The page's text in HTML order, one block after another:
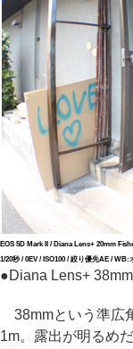
EOS 5D Mark II / Diana Lens+ 20mm
1/20秒 / 0EV / ISO100 / 絞り優先AE / WB:
●Diana Lens+
38mmという準広
1m。露出が明るめ